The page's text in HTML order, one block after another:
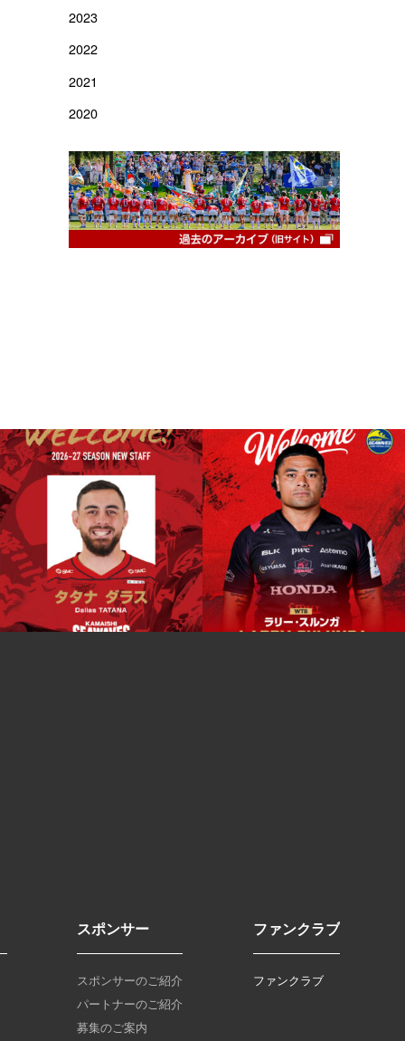
2023
2022
2021
2020
スポンサー
スポンサーのご紹介
パートナーのご紹介
募集のご案内
ファンクラブ
ファンクラブ